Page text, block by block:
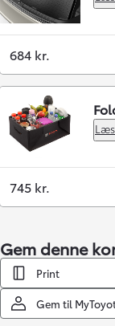
684 kr.
745 kr.
Gem denne
Print
Gem til